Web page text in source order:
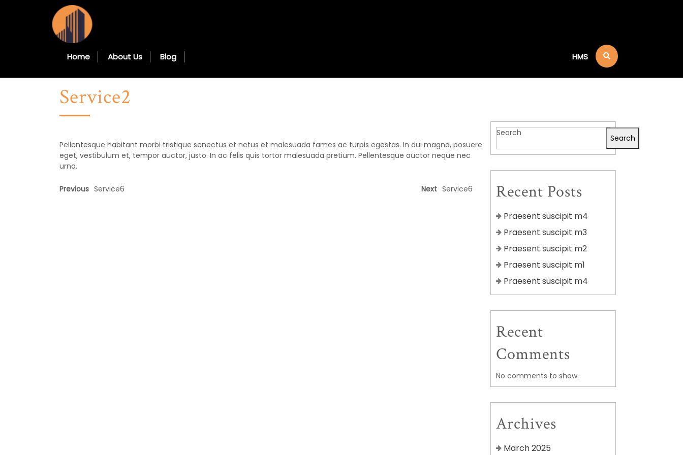
Home About Us Blog HMS
Service2
Pellentesque habitant morbi tristique senectus et netus et malesuada fames ac turpis egestas. In dui magna, posuere
eget, vestibulum et, tempor auctor, justo. In ac felis quis tortor malesuada pretium. Pellentesque auctor neque nec
urna.
Previous Service6 Next Service6
Search
Search
Recent Posts
Praesent suscipit m4
Praesent suscipit m3
Praesent suscipit m2
Praesent suscipit m1
Praesent suscipit m4
Recent
Comments
No comments to show.
Archives
March 2025